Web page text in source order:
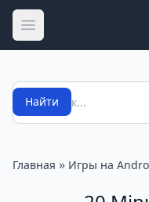
Открыть меню
Поиск
Найти
Главная » Игры на